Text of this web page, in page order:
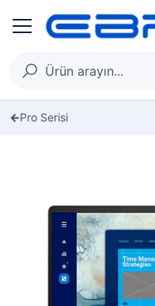
Pro Serisi